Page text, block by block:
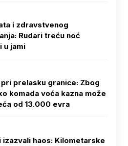
i zdravstvenog
Rudari treću noć
u jami
prelasku granice: Zbog
komada voća kazna može
od 13.000 evra
izazvali haos: Kilometarske